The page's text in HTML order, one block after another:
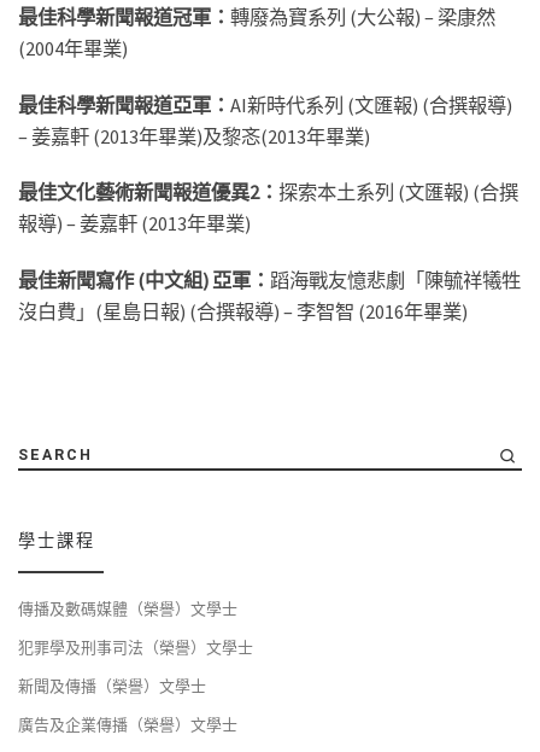
最佳科學新聞報道冠軍： 轉廢為寶系列 (大公報) – 梁康然
(2004年畢業)
最佳科學新聞報道亞軍： AI新時代系列 (文匯報) (合撰報導)
– 姜嘉軒 (2013年畢業)及黎忞(2013年畢業)
最佳文化藝術新聞報道優異2： 探索本土系列 (文匯報) (合撰
報導) – 姜嘉軒 (2013年畢業)
最佳新聞寫作 (中文組) 亞軍： 蹈海戰友憶悲劇「陳毓祥犧牲
沒白費」(星島日報) (合撰報導) – 李智智 (2016年畢業)
SEARCH
學士課程
傳播及數碼媒體（榮譽）文學士
犯罪學及刑事司法（榮譽）文學士
新聞及傳播（榮譽）文學士
廣告及企業傳播（榮譽）文學士